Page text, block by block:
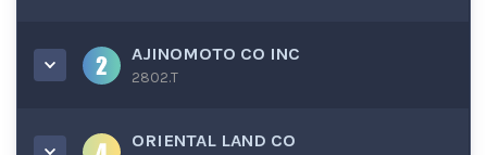
AJINOMOTO CO INC
2802.T
ORIENTAL LAND CO